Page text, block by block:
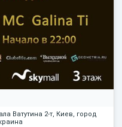
Ватутина 2-т, Киев, город